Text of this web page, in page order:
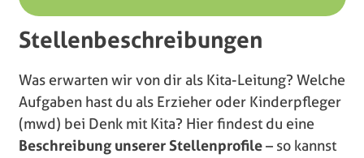
Stellenbeschreibungen
Was erwarten wir von dir als Kita-Leitung? Welche
Aufgaben hast du als Erzieher oder Kinderpfleger
(mwd) bei Denk mit Kita? Hier findest du eine
Beschreibung unserer Stellenprofile– so kannst